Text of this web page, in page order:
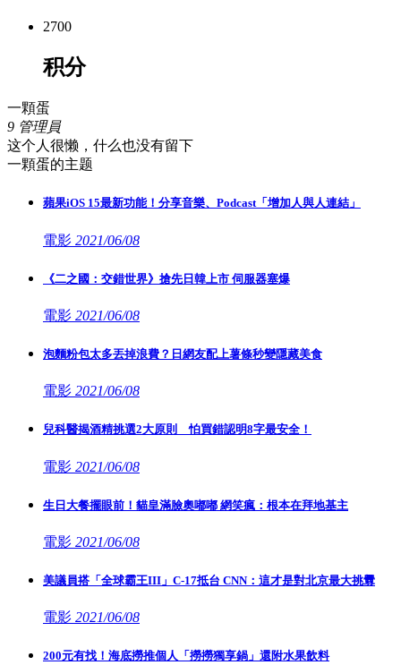
2700
积分
一顆蛋
9 管理員
这个人很懒，什么也没有留下
一顆蛋的主题
蘋果iOS 15最新功能！分享音樂、Podcast「增加人與人連結」
電影 2021/06/08
《二之國：交錯世界》搶先日韓上市 伺服器塞爆
電影 2021/06/08
泡麵粉包太多丟掉浪費？日網友配上薯條秒變隱藏美食
電影 2021/06/08
兒科醫揭酒精挑選2大原則 怕買錯認明8字最安全！
電影 2021/06/08
生日大餐擺眼前！貓皇滿臉奧嘟嘟 網笑瘋：根本在拜地基主
電影 2021/06/08
美議員搭「全球霸王III」C-17抵台 CNN：這才是對北京最大挑釁
電影 2021/06/08
200元有找！海底撈推個人「撈撈獨享鍋」還附水果飲料